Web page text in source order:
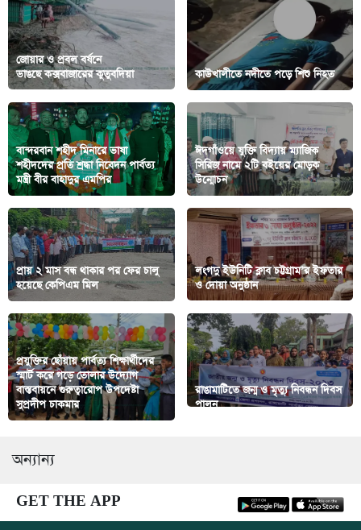
জোয়ার ও প্রবল বর্ষনে
ভাঙছে কক্সবাজারের কুতুবদিয়া
কাউখালীতে নদীতে পড়ে শিশু নিহত
বান্দরবান শহীদ মিনারে ভাষা
শহীদদের প্রতি শ্রদ্ধা নিবেদন পার্বত্য
মন্ত্রী বীর বাহাদুর এমপির
ঈদগাঁওয়ে যুক্তি বিদ্যায় ম্যাজিক
সিরিজ নামে ২টি বইয়ের মোড়ক
উন্মোচন
প্রায় ২ মাস বন্ধ থাকার পর ফের চালু
হয়েছে কেপিএম মিল
লংগদু ইউনিটি ক্লাব চট্টগ্রাম’র ইফতার
ও দোয়া অনুষ্ঠান
প্রযুক্তির ছোঁয়ায় পার্বত্য শিক্ষার্থীদের
স্মার্ট করে গড়ে তোলার উদ্যোগ
বাস্তবায়নে গুরুত্বারোপ উপদেষ্টা
সুপ্রদীপ চাকমার
রাঙামাটিতে জন্ম ও মৃত্যু নিবন্ধন দিবস
পালন
অন্যান্য
GET THE APP